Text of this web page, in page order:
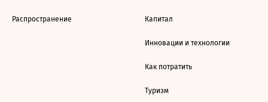
Распространение Капитал
Инновации и технологии
Как потратить
Туризм